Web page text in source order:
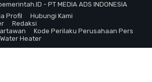
- PT MEDIA ADS INDONESIA
Profil
Hubungi Kami
Redaksi
Kode Perilaku Perusahaan Pers
Heater